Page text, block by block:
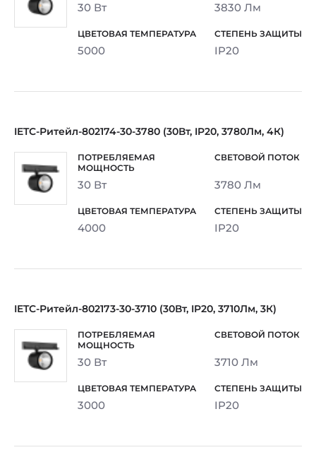
30 Вт 3830 Лм
5000 IP20
IETC-Ритейл-802174-30-3780 (30Вт, IP20, 3780Лм, 4К)
30 Вт 3780 Лм
4000 IP20
IETC-Ритейл-802173-30-3710 (30Вт, IP20, 3710Лм, 3К)
30 Вт 3710 Лм
3000 IP20